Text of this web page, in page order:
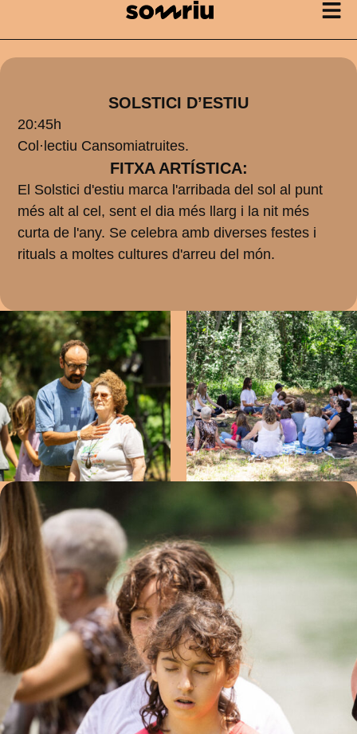
SOLSTICI D’ESTIU
20:45h
Col·lectiu Cansomiatruites.
FITXA ARTÍSTICA:
El Solstici d'estiu marca l'arribada del sol al punt
més alt al cel, sent el dia més llarg i la nit més
curta de l'any. Se celebra amb diverses festes i
rituals a moltes cultures d'arreu del món.